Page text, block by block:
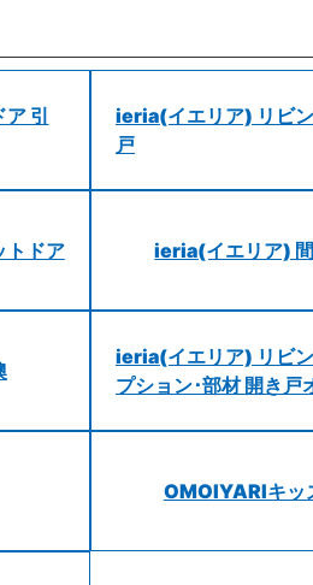
引
ieria(イエリア) リビ
戸
トドア ieria(イエリア)
ieria(イエリア) リビ
プション･部材 開き戸
OMOIYARIキッ